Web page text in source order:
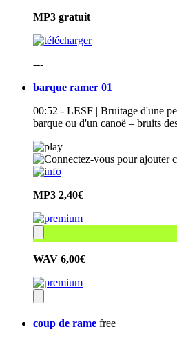
MP3 gratuit
---
barque ramer 01
00:52 - LESF | Bruitage d'une
barque ou d'un canoë – bruits
MP3 2,40€
WAV 6,00€
coup de rame free